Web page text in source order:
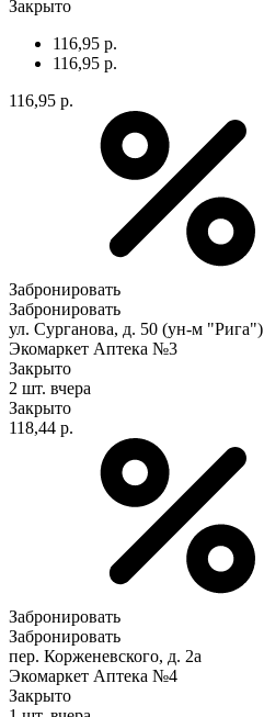
Закрыто
116,95 р.
116,95 р.
116,95 р.
Забронировать
Забронировать
ул. Сурганова, д. 50 (ун-м "Рига")
Экомаркет Аптека №3
Закрыто
2 шт. вчера
Закрыто
118,44 р.
Забронировать
Забронировать
пер. Корженевского, д. 2а
Экомаркет Аптека №4
Закрыто